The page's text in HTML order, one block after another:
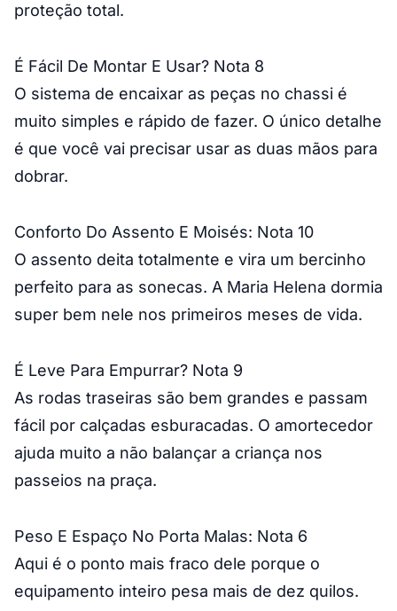
proteção total.
É Fácil De Montar E Usar? Nota 8
O sistema de encaixar as peças no chassi é
muito simples e rápido de fazer. O único detalhe
é que você vai precisar usar as duas mãos para
dobrar.
Conforto Do Assento E Moisés: Nota 10
O assento deita totalmente e vira um bercinho
perfeito para as sonecas. A Maria Helena dormia
super bem nele nos primeiros meses de vida.
É Leve Para Empurrar? Nota 9
As rodas traseiras são bem grandes e passam
fácil por calçadas esburacadas. O amortecedor
ajuda muito a não balançar a criança nos
passeios na praça.
Peso E Espaço No Porta Malas: Nota 6
Aqui é o ponto mais fraco dele porque o
equipamento inteiro pesa mais de dez quilos.